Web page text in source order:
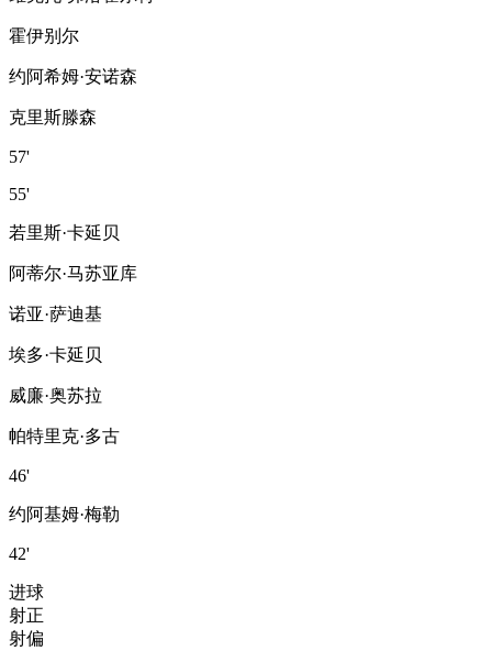
霍伊别尔
约阿希姆·安诺森
克里斯滕森
57'
55'
若里斯·卡延贝
阿蒂尔·马苏亚库
诺亚·萨迪基
埃多·卡延贝
威廉·奥苏拉
帕特里克·多古
46'
约阿基姆·梅勒
42'
进球
射正
射偏